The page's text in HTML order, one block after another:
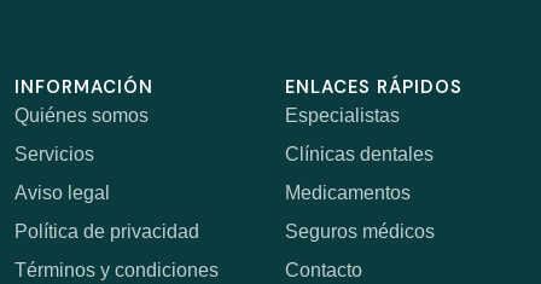
INFORMACIÓN
Quiénes somos
Servicios
Aviso legal
Política de privacidad
Términos y condiciones
ENLACES RÁPIDOS
Especialistas
Clínicas dentales
Medicamentos
Seguros médicos
Contacto